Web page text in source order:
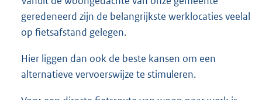
geredeneerd zijn de belangrijkste werklocaties veelal
op fietsafstand gelegen.
Hier liggen dan ook de beste kansen om een
alternatieve vervoerswijze te stimuleren.